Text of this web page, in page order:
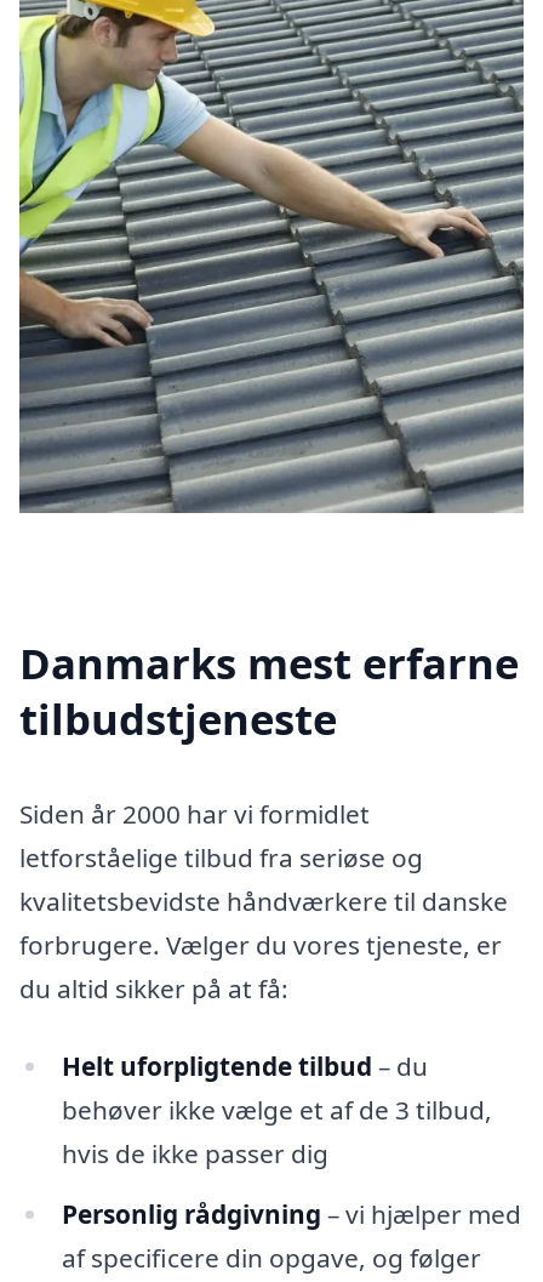
Danmarks mest erfarne
tilbudstjeneste
Siden år 2000 har vi formidlet
letforståelige tilbud fra seriøse og
kvalitetsbevidste håndværkere til danske
forbrugere. Vælger du vores tjeneste, er
du altid sikker på at få:
Helt uforpligtende tilbud – du
behøver ikke vælge et af de 3 tilbud,
hvis de ikke passer dig
Personlig rådgivning – vi hjælper med
af specificere din opgave, og følger